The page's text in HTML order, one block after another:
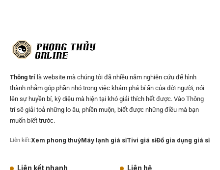
Thông trí là website mà chúng tôi đã nhiều năm nghiên cứu để hình
thành nhằm góp phần nhỏ trong việc khám phá bí ẩn của đời người, nói
lên sự huyền bí, kỳ diệu mà hiện tại khó giải thích hết được. Vào Thông
trí sẽ giải toả những lo âu, phiền muộn, biết được những điều mà bạn
muốn biết trước.
Liên kết:Xem phong thuỷMáy lạnh giá sỉTivi giá sỉĐồ gia dụng giá sỉ
Liên kết nhanh Liên hệ